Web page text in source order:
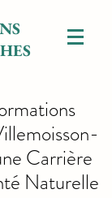
Carrière
Naturelle